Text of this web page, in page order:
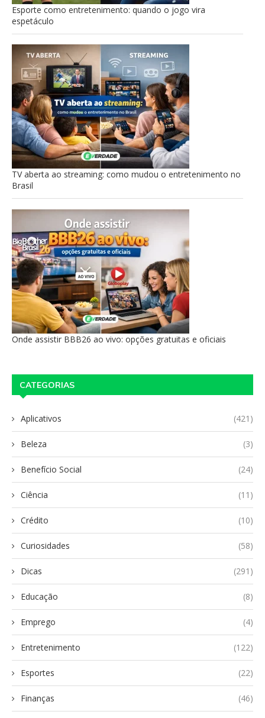
Esporte como entretenimento: quando o jogo vira
espetáculo
TV aberta ao streaming: como mudou o entretenimento no
Brasil
Onde assistir BBB26 ao vivo: opções gratuitas e oficiais
CATEGORIAS
Aplicativos (421)
Beleza (3)
Benefício Social (24)
Ciência (11)
Crédito (10)
Curiosidades (58)
Dicas (291)
Educação (8)
Emprego (4)
Entretenimento (122)
Esportes (22)
Finanças (46)